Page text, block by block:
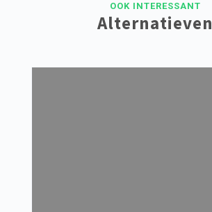
OOK INTERESSANT
Alternatieven